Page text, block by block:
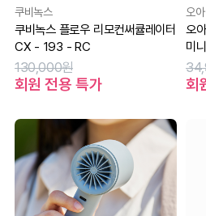
쿠비녹스
쿠비녹스 플로우 리모컨써큘레이터
CX - 193 - RC
130,000원
회원 전용 특가
오아
오
미
회